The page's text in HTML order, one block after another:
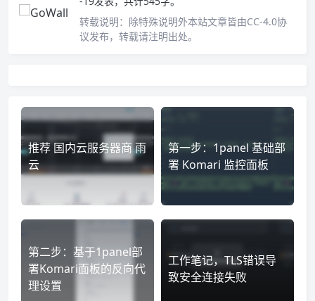
转载说明： 除特殊说明外本站文章皆由CC-4.0协
议发布，转载请注明出处。
推荐 国内云服务器商 雨
云
第一步：1panel 基础部
署 Komari 监控面板
第二步：基于1panel部
署Komari面板的反向代
理设置
工作笔记，TLS错误导
致安全连接失败